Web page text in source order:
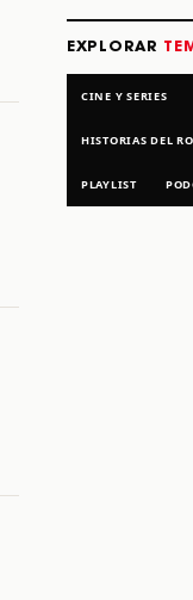
EXPLORAR
CINE Y SERIES
HISTORIAS DEL
PLAYLIST